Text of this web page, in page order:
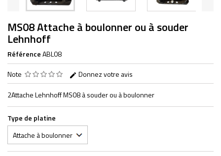
MS08 Attache à boulonner ou à souder
Lehnhoff
RéférenceABL08
Note
Donnez votre avis
2Attache Lehnhoff MS08 à souder ou à boulonner
Type de platine